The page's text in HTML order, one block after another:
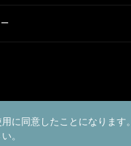
に同意したことになります。
。